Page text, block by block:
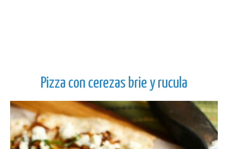
Pizza con cerezas brie y rucula